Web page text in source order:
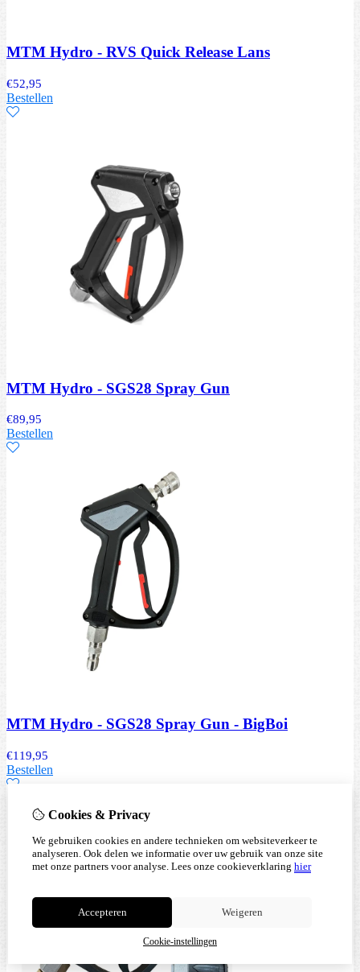
MTM Hydro - RVS Quick Release Lans
€52,95
Bestellen
MTM Hydro - SGS28 Spray Gun
€89,95
Bestellen
MTM Hydro - SGS28 Spray Gun - BigBoi
€119,95
Bestellen
Cookies & Privacy
We gebruiken cookies en andere technieken om websiteverkeer te
analyseren. Ook delen we informatie over uw gebruik van onze site
met onze partners voor analyse. Lees onze cookieverklaring hier
Accepteren Weigeren
Cookie-instellingen